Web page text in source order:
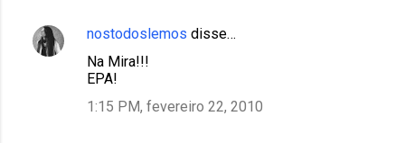
nostodoslemos disse…
Na Mira!!!
EPA!
1:15 PM, fevereiro 22, 2010